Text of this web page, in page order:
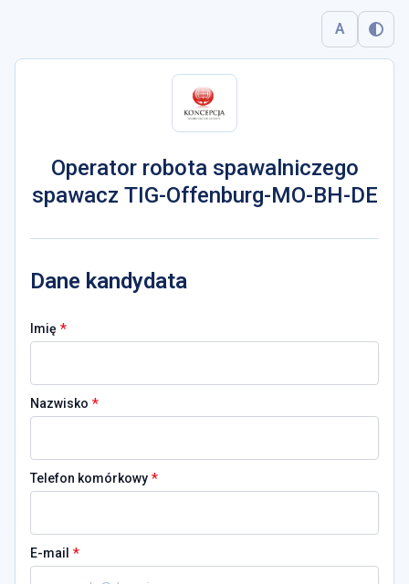
A
Operator robota spawalniczego
spawacz TIG-Offenburg-MO-BH-DE
Dane kandydata
Imię *
Nazwisko *
Telefon komórkowy *
E-mail *